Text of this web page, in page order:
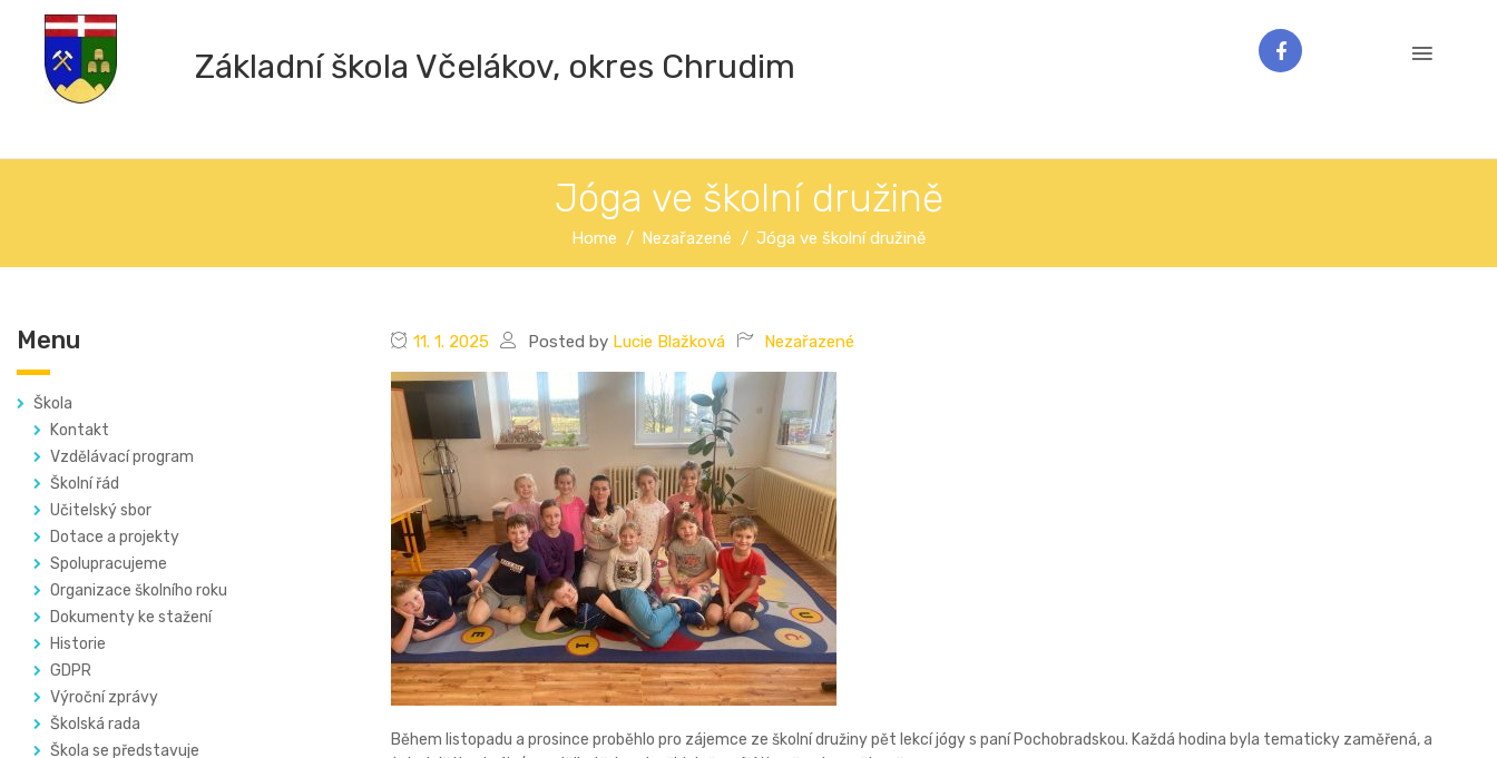
Základní škola Včelákov, okres Chrudim
Jóga ve školní družině
Home Nezařazené Jóga ve školní družině
Menu
Škola
Kontakt
Vzdělávací program
Školní řád
Učitelský sbor
Dotace a projekty
Spolupracujeme
Organizace školního roku
Dokumenty ke stažení
Historie
GDPR
Výroční zprávy
Školská rada
Škola se představuje
11. 1. 2025 Posted by Lucie Blažková Nezařazené
Během listopadu a prosince proběhlo pro zájemce ze školní družiny pět lekcí jógy s paní Pochobradskou. Každá hodina byla tematicky zaměřená, a